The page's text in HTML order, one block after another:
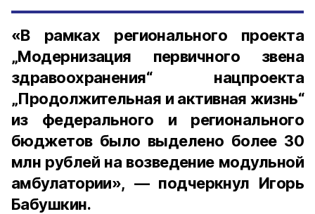
«В рамках регионального проекта
„Модернизация первичного звена
здравоохранения“ нацпроекта
„Продолжительная и активная жизнь“
из федерального и регионального
бюджетов было выделено более 30
млн рублей на возведение модульной
амбулатории», — подчеркнул Игорь
Бабушкин.